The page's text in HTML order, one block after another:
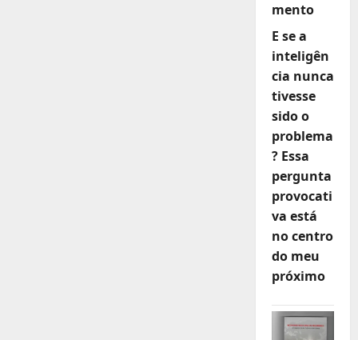
mento
E se a
inteligên
cia nunca
tivesse
sido o
problema
? Essa
pergunta
provocati
va está
no centro
do meu
próximo